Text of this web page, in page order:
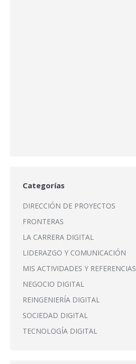
Categorías
DIRECCIÓN DE PROYECTOS
FRONTERAS
LA CARRERA DIGITAL
LIDERAZGO Y COMUNICACIÓN
MIS ACTIVIDADES Y REFERENCIAS
NEGOCIO DIGITAL
REINGENIERÍA DIGITAL
SOCIEDAD DIGITAL
TECNOLOGÍA DIGITAL